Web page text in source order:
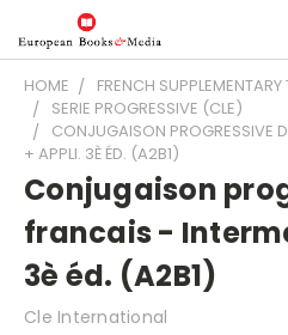
HOME
FRENCH
SERIE PROGRESSIVE (CLE)
CONJUGAISON PROGRESSIVE
+ APPLI. 3È ÉD. (A2B1)
Conjugaison
francais -
3è éd. (A2B1)
Cle International